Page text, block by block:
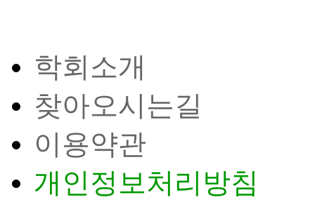
학회소개
찾아오시는길
이용약관
개인정보처리방침